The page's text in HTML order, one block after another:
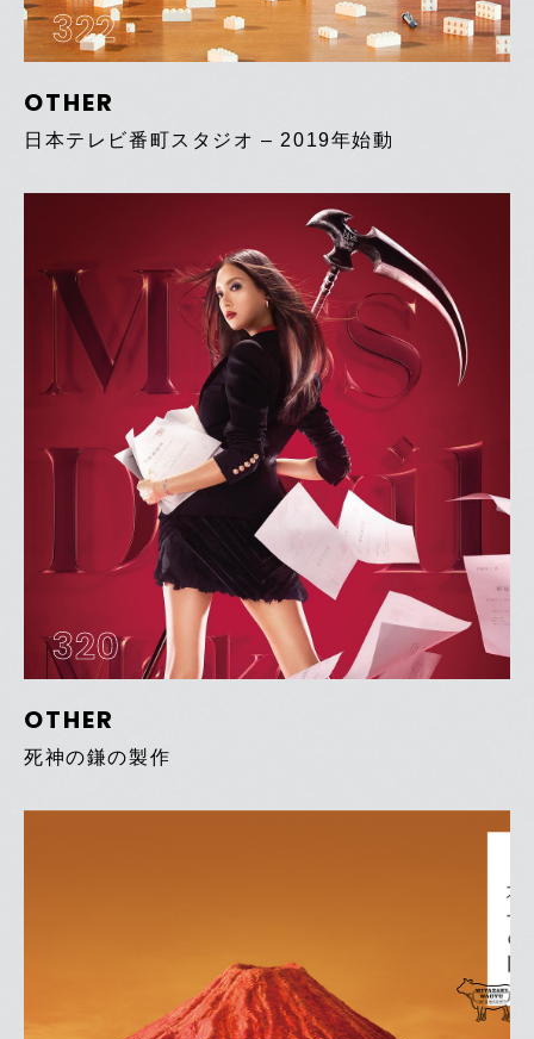
322
OTHER
日本テレビ番町スタジオ – 2019年始動
320
OTHER
死神の鎌の製作